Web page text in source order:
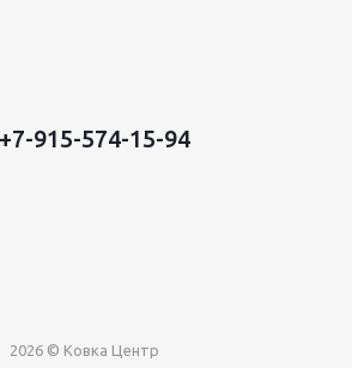
+7-915-574-15-94
2026 © Ковка Центр